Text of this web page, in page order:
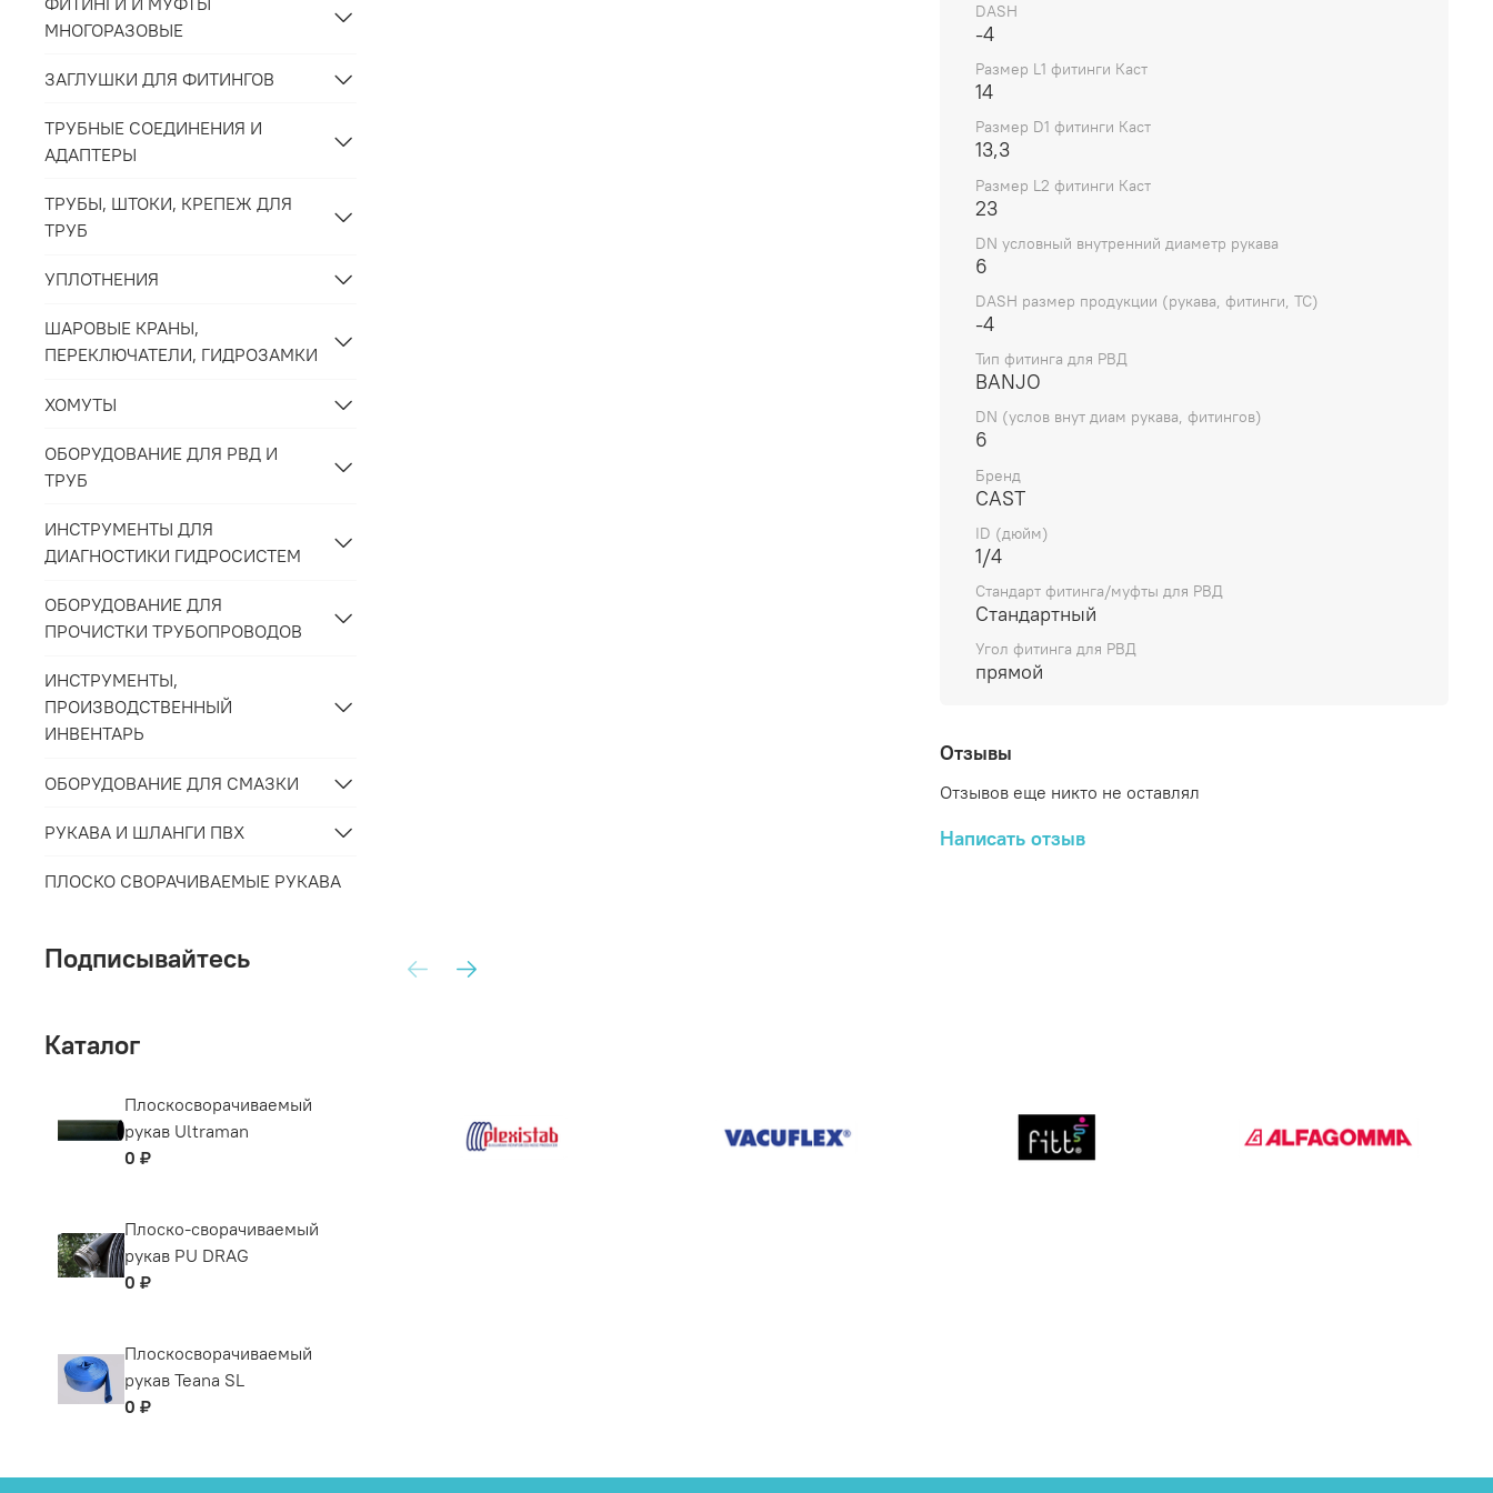
DASH
-4
Размер L1 фитинги Каст
14
Размер D1 фитинги Каст
13,3
Размер L2 фитинги Каст
23
DN условный внутренний диаметр рукава
6
DASH размер продукции (рукава, фитинги, TC)
-4
Тип фитинга для РВД
BANJO
DN (услов внут диам рукава, фитингов)
6
Бренд
CAST
ID (дюйм)
1/4
Стандарт фитинга/муфты для РВД
Стандартный
Угол фитинга для РВД
прямой
Отзывы
Отзывов еще никто не оставлял
Написать отзыв
МНОГОРАЗОВЫЕ
ЗАГЛУШКИ ДЛЯ ФИТИНГОВ
ТРУБНЫЕ СОЕДИНЕНИЯ И
АДАПТЕРЫ
ТРУБЫ, ШТОКИ, КРЕПЕЖ ДЛЯ
ТРУБ
УПЛОТНЕНИЯ
ШАРОВЫЕ КРАНЫ,
ПЕРЕКЛЮЧАТЕЛИ, ГИДРОЗАМКИ
ХОМУТЫ
ОБОРУДОВАНИЕ ДЛЯ РВД И
ТРУБ
ИНСТРУМЕНТЫ ДЛЯ
ДИАГНОСТИКИ ГИДРОСИСТЕМ
ОБОРУДОВАНИЕ ДЛЯ
ПРОЧИСТКИ ТРУБОПРОВОДОВ
ИНСТРУМЕНТЫ,
ПРОИЗВОДСТВЕННЫЙ
ИНВЕНТАРЬ
ОБОРУДОВАНИЕ ДЛЯ СМАЗКИ
РУКАВА И ШЛАНГИ ПВХ
ПЛОСКО СВОРАЧИВАЕМЫЕ РУКАВА
Подписывайтесь
Каталог
Плоскосворачиваемый
рукав Ultraman
0 ₽
Плоско-сворачиваемый
рукав PU DRAG
0 ₽
Плоскосворачиваемый
рукав Teana SL
0 ₽